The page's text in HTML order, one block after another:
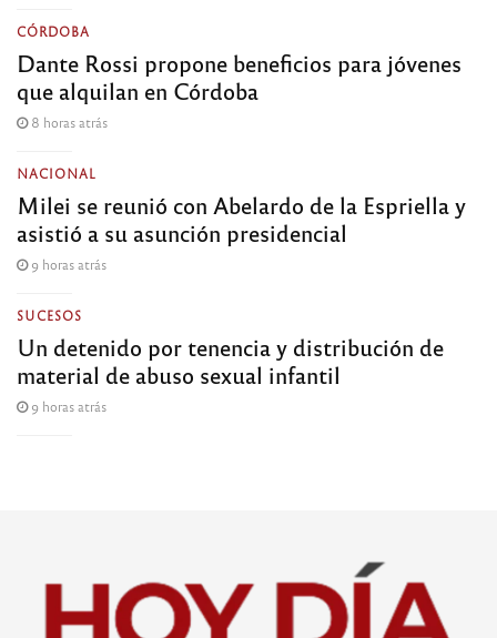
CÓRDOBA
Dante Rossi propone beneficios para jóvenes
que alquilan en Córdoba
8 horas atrás
NACIONAL
Milei se reunió con Abelardo de la Espriella y
asistió a su asunción presidencial
9 horas atrás
SUCESOS
Un detenido por tenencia y distribución de
material de abuso sexual infantil
9 horas atrás